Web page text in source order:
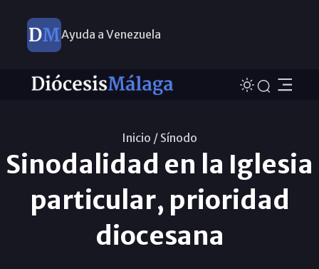
Ayuda a Venezuela
Inicio / Sínodo
Sinodalidad en la Iglesia
particular, prioridad
diocesana